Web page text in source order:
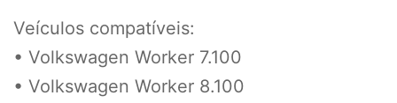
Veículos compatíveis:
• Volkswagen Worker 7.100
• Volkswagen Worker 8.100